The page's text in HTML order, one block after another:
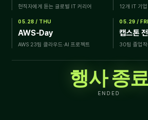
현직자에게 듣는 글로벌 IT 커리어 12개 IT 기
05.28 / THU
AWS-Day
AWS 23팀 클라우드·AI 프로젝트
05.29 / FRI
캡스톤
30팀 졸업
행사 종
ENDED